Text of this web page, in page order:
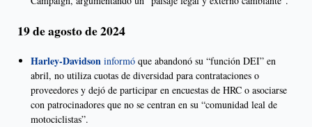
19 de agosto de 2024
Harley-Davidson informó que abandonó su “función DEI” en
abril, no utiliza cuotas de diversidad para contrataciones o
proveedores y dejó de participar en encuestas de HRC o asociarse
con patrocinadores que no se centran en su “comunidad leal de
motociclistas”.